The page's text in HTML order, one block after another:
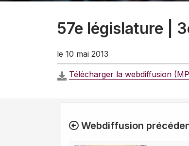
57e législature |
le 10 mai 2013
Télécharger la webdiffusion
Webdiffusion